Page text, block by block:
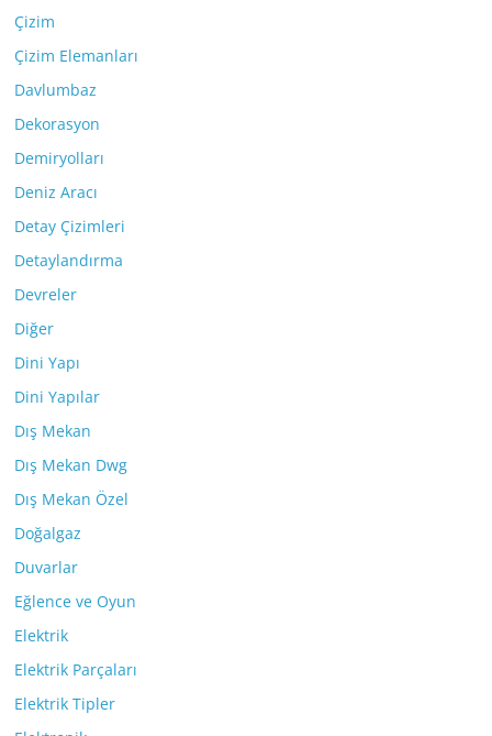
Çizim
Çizim Elemanları
Davlumbaz
Dekorasyon
Demiryolları
Deniz Aracı
Detay Çizimleri
Detaylandırma
Devreler
Diğer
Dini Yapı
Dini Yapılar
Dış Mekan
Dış Mekan Dwg
Dış Mekan Özel
Doğalgaz
Duvarlar
Eğlence ve Oyun
Elektrik
Elektrik Parçaları
Elektrik Tipler